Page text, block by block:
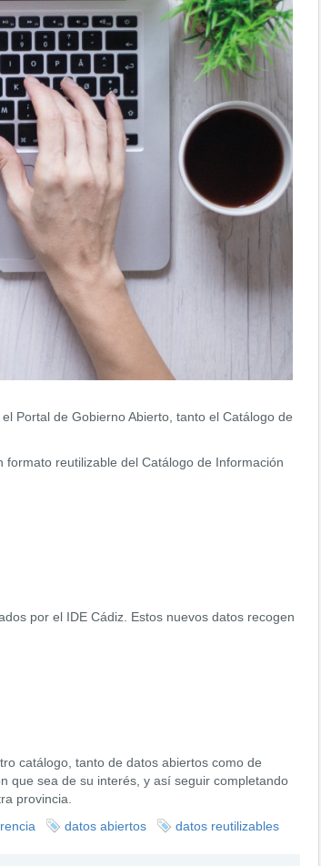
Portal de Gobierno Abierto, tanto el Catálogo de
formato reutilizable del Catálogo de Información
por el IDE Cádiz. Estos nuevos datos recogen
catálogo, tanto de datos abiertos como de
que sea de su interés, y así seguir completando
provincia.
datos abiertos datos reutilizables